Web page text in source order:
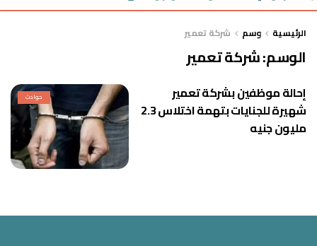
الرئيسية وسم شركة تعمير
الوسم:شركة تعمير
حوادث
إحالة موظفين بشركة تعمير
شهيرة للجنايات بتهمة اختلاس 2.3
مليون جنيه